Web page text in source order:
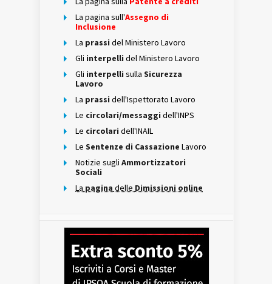
La pagina sull'Assegno di
Inclusione
La prassi del Ministero Lavoro
Gli interpelli del Ministero Lavoro
Gli interpelli sulla Sicurezza
Lavoro
La prassi dell'Ispettorato Lavoro
Le circolari/messaggi dell'INPS
Le circolari dell'INAIL
Le Sentenze di Cassazione Lavoro
Notizie sugli Ammortizzatori
Sociali
La pagina delle Dimissioni online